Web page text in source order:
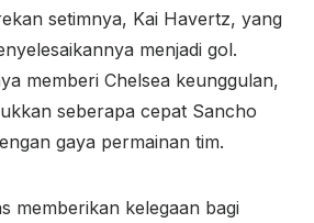
setimnya, Kai Havertz, yang
menjadi gol.
memberi Chelsea keunggulan,
seberapa cepat Sancho
gaya permainan tim.
memberikan kelegaan bagi